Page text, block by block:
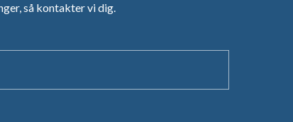
så kontakter vi dig.